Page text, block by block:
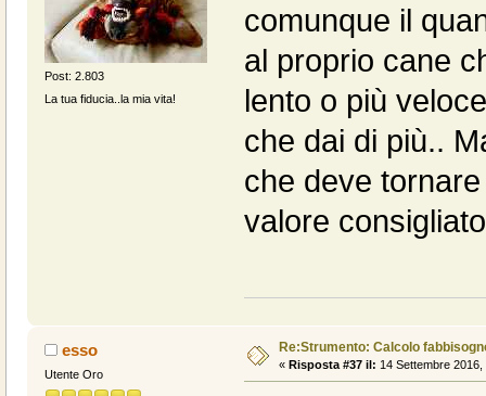
Post: 2.803
La tua fiducia..la mia vita!
comunque il
al proprio cane
lento o più
che dai di più..
che deve
valore
esso
Utente Oro
Re:Strumento: Calcolo
« Risposta #37 il: 14 Settembre 2016,